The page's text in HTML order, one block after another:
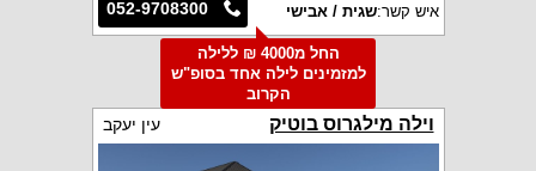
052-9708300 איש קשר:שגית / אבישי
החל מ4000 ₪ ללילה
למזמינים לילה אחד בסופ"ש
הקרוב
וילה מילגרוס בוטיק עין יעקב